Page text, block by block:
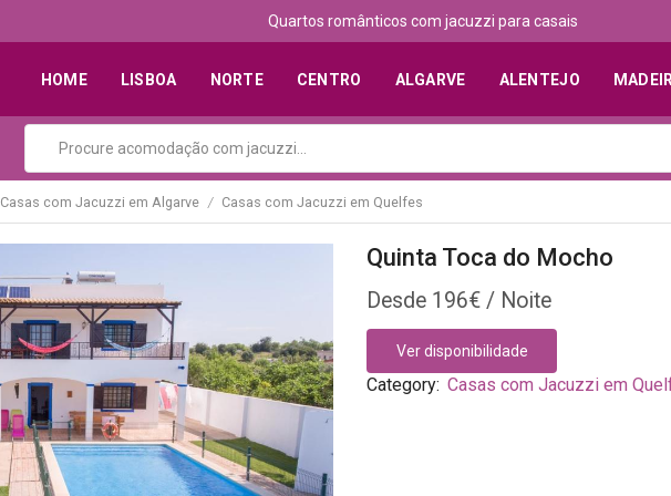
Quartos românticos com jacuzzi para casais
HOME LISBOA NORTE CENTRO ALGARVE ALENTEJO
Casas com Jacuzzi em Algarve / Casas com Jacuzzi em Quelfes
Quinta Toca do Mocho
196€
Ver disponibilidade
Category: Casas com Jacuzzi em